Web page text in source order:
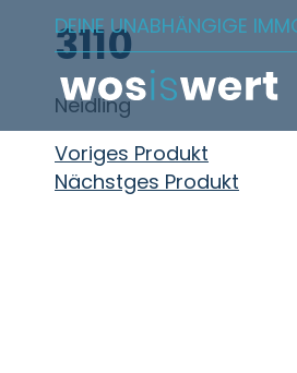
Zum Inhalt springen
DEINE UNABHÄNGIGE
3110
Neidling
Voriges Produkt
Nächstges Produkt